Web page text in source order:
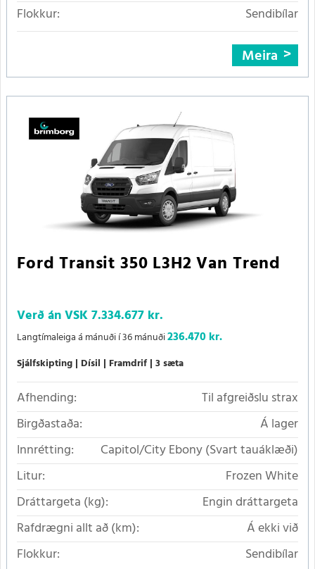
Flokkur:
Sendibílar
Meira
Ford Transit 350 L3H2 Van Trend
Verð án VSK7.334.677 kr.
Langtímaleiga á mánuði í 36 mánuði236.470 kr.
Sjálfskipting Dísil Framdrif 3 sæta
Afhending:
Til afgreiðslu strax
Birgðastaða:
Á lager
Innrétting:
Capitol/City Ebony (Svart tauáklæði)
Litur:
Frozen White
Dráttargeta (kg):
Engin dráttargeta
Rafdrægni allt að (km):
Á ekki við
Flokkur:
Sendibílar